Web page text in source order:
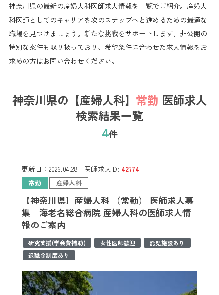
神奈川県の最新の産婦人科医師求人情報を一覧でご紹介。産婦人
科医師としてのキャリアを次のステップへと進めるための最適な
職場を見つけましょう。新たな挑戦をサポートします。非公開の
特別な案件も取り扱っており、希望条件に合わせた求人情報をお
求めの方はお問い合わせください。
神奈川県の【産婦人科】 常勤 医師求人
検索結果一覧
4件
更新日： 2026.04.28 医師求人ID: 42774
常勤 産婦人科
【神奈川県】産婦人科 （常勤） 医師求人募
集｜海老名総合病院 産婦人科の医師求人情
報のご案内
研究支援(学会費補助) 女性医師歓迎
託児施設あり
退職金制度あり